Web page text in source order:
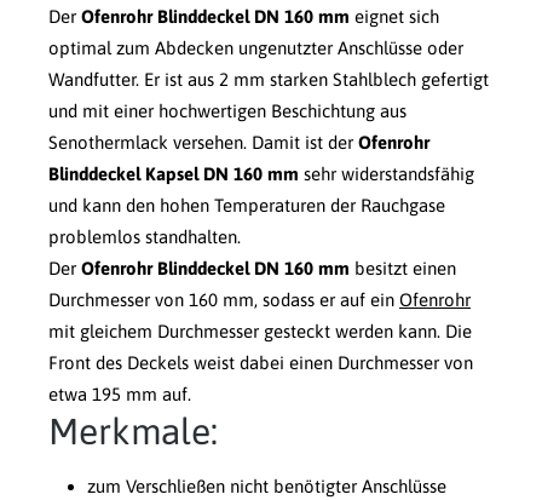
Der Ofenrohr Blinddeckel DN 160 mm eignet sich
optimal zum Abdecken ungenutzter Anschlüsse oder
Wandfutter. Er ist aus 2 mm starken Stahlblech gefertigt
und mit einer hochwertigen Beschichtung aus
Senothermlack versehen. Damit ist der Ofenrohr
Blinddeckel Kapsel DN 160 mm sehr widerstandsfähig
und kann den hohen Temperaturen der Rauchgase
problemlos standhalten.
Der Ofenrohr Blinddeckel DN 160 mm besitzt einen
Durchmesser von 160 mm, sodass er auf ein Ofenrohr
mit gleichem Durchmesser gesteckt werden kann. Die
Front des Deckels weist dabei einen Durchmesser von
etwa 195 mm auf.
Merkmale:
zum Verschließen nicht benötigter Anschlüsse